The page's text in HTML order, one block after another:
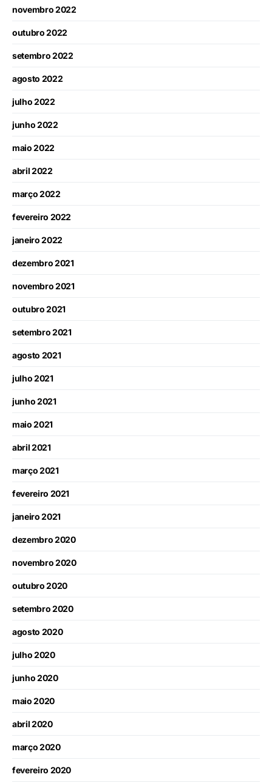
novembro 2022
outubro 2022
setembro 2022
agosto 2022
julho 2022
junho 2022
maio 2022
abril 2022
março 2022
fevereiro 2022
janeiro 2022
dezembro 2021
novembro 2021
outubro 2021
setembro 2021
agosto 2021
julho 2021
junho 2021
maio 2021
abril 2021
março 2021
fevereiro 2021
janeiro 2021
dezembro 2020
novembro 2020
outubro 2020
setembro 2020
agosto 2020
julho 2020
junho 2020
maio 2020
abril 2020
março 2020
fevereiro 2020